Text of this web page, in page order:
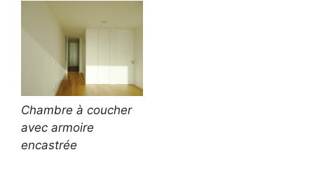
Chambre à coucher
avec armoire
encastrée